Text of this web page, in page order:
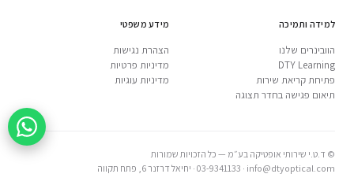
למידה ותמיכה
הוובינרים שלנו
DTY Learning
פתיחת קריאת שירות
תיאום פגישה בחדר תצוגה
מידע משפטי
הצהרת נגישות
מדיניות פרטיות
מדיניות עוגיות
© ד.ט.י שירותי אופטיקה בע״מ — כל הזכויות שמורות
info@dtyoptical.com
·
03-9341133
· יחיאל דרזנר 6, פתח תקווה